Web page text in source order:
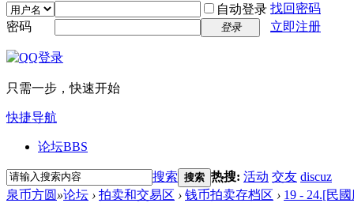
自动登录 找回密码
密码
登录 立即注册
只需一步，快速开始
快捷导航
论坛BBS
搜索 搜索 热搜: 活动 交友 discuz
泉币方圆 »论坛 › 拍卖和交易区 › 钱币拍卖存档区 › 19 - 24.[民